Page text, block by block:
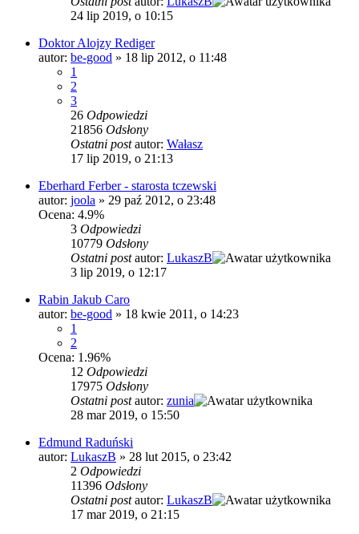
24 lip 2019, o 10:15
Doktor Alojzy Rediger
autor: be-good » 18 lip 2012, o 11:48
1
2
3
26 Odpowiedzi
21856 Odsłony
Ostatni postautor: Wałasz
17 lip 2019, o 21:13
Eberhard Ferber - starosta tczewski
autor: joola » 29 paź 2012, o 23:48
Ocena: 4.9%
3 Odpowiedzi
10779 Odsłony
Ostatni postautor: LukaszB
3 lip 2019, o 12:17
Rabin Jakub Caro
autor: be-good » 18 kwie 2011, o 14:23
1
2
Ocena: 1.96%
12 Odpowiedzi
17975 Odsłony
Ostatni postautor: zunia
28 mar 2019, o 15:50
Edmund Raduński
autor: LukaszB » 28 lut 2015, o 23:42
2 Odpowiedzi
11396 Odsłony
Ostatni postautor: LukaszB
17 mar 2019, o 21:15